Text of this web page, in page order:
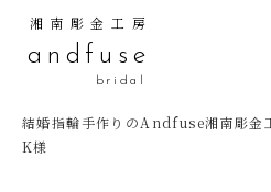
湘南彫金工房
andfuse
bridal
結婚指輪手作りのAndfuse湘南彫金
K様